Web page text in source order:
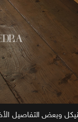
وبعض التفاصيل